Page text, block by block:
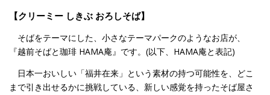
【クリーミー しきぶ おろしそば】
そばをテーマにした、小さなテーマパークのようなお店が、
『越前そばと珈琲 HAMA庵』です。(以下、HAMA庵と表記)
日本一おいしい「福井在来」という素材の持つ可能性を、どこ
まで引き出せるかに挑戦している、新しい感覚を持ったそば屋さ